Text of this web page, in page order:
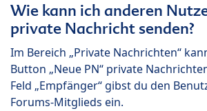
Wie kann ich anderen
private Nachricht senden?
Im Bereich „Private Nachrichten“
Button „Neue PN“ private
Feld „Empfänger“ gibst du den
Forums-Mitglieds ein.